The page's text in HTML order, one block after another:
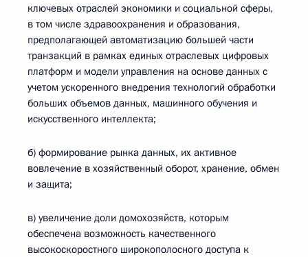
ключевых отраслей экономики и социальной сферы,
в том числе здравоохранения и образования,
предполагающей автоматизацию большей части
транзакций в рамках единых отраслевых цифровых
платформ и модели управления на основе данных с
учетом ускоренного внедрения технологий обработки
больших объемов данных, машинного обучения и
искусственного интеллекта;
б) формирование рынка данных, их активное
вовлечение в хозяйственный оборот, хранение, обмен
и защита;
в) увеличение доли домохозяйств, которым
обеспечена возможность качественного
высокоскоростного широкополосного доступа к